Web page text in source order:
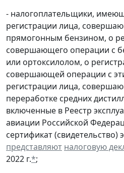
- налогоплательщики,
регистрации лица,
прямогонным бензином, о
совершающего операции с
или ортоксилолом, о
совершающей операции с
регистрации лица,
переработке средних
включенные в Реестр
авиации Российской
сертификат (свидетельство)
представляют налоговую
2022 г.*;